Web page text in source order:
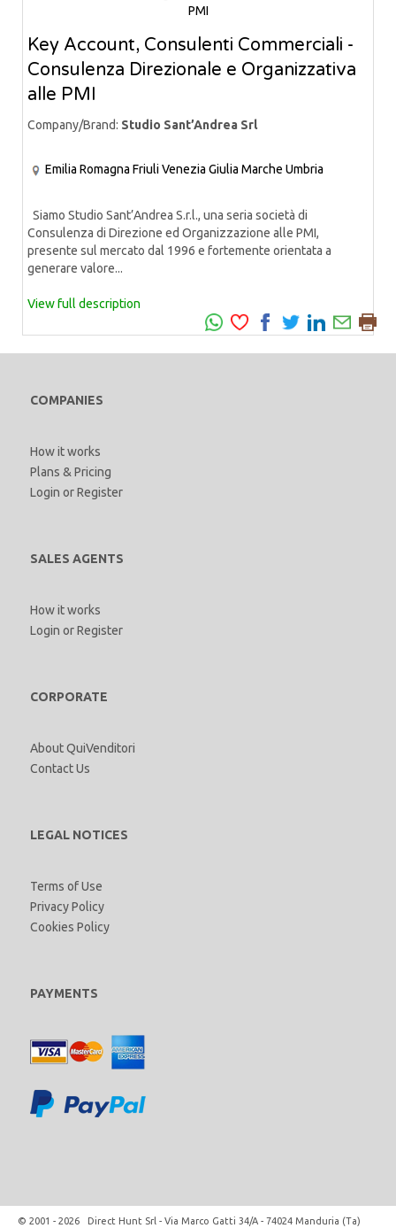
Key Account, Consulenti Commerciali -
Consulenza Direzionale e Organizzativa
alle PMI
Company/Brand: Studio Sant’Andrea Srl
Emilia Romagna Friuli Venezia Giulia Marche Umbria
Siamo Studio Sant’Andrea S.r.l., una seria società di
Consulenza di Direzione ed Organizzazione alle PMI,
presente sul mercato dal 1996 e fortemente orientata a
generare valore...
View full description
COMPANIES
How it works
Plans & Pricing
Login orRegister
SALES AGENTS
How it works
Login orRegister
CORPORATE
About QuiVenditori
Contact Us
LEGAL NOTICES
Terms of Use
Privacy Policy
Cookies Policy
PAYMENTS
© 2001 - 2026 Direct Hunt Srl - Via Marco Gatti 34/A - 74024 Manduria (Ta)